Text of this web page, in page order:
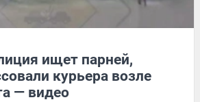
ищет парней,
курьера возле
— видео